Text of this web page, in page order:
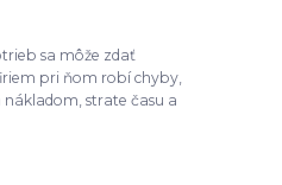
sa môže zdať
pri ňom robí chyby,
strate času a